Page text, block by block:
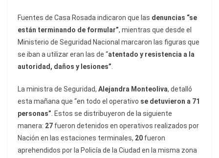
Fuentes de Casa Rosada indicaron que las denuncias “se
están terminando de formular”, mientras que desde el
Ministerio de Seguridad Nacional marcaron las figuras que
se iban a utilizar eran las de “atentado y resistencia a la
autoridad, daños y lesiones”.
La ministra de Seguridad, Alejandra Monteoliva, detalló
esta mañana que “en todo el operativo se detuvieron a 71
personas”. Estos se distribuyeron de la siguiente
manera: 27 fueron detenidos en operativos realizados por
Nación en las estaciones terminales, 20 fueron
aprehendidos por la Policía de la Ciudad en la misma zona